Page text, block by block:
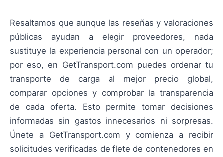
Resaltamos que aunque las reseñas y valoraciones
públicas ayudan a elegir proveedores, nada
sustituye la experiencia personal con un operador;
por eso, en GetTransport.com puedes ordenar tu
transporte de carga al mejor precio global,
comparar opciones y comprobar la transparencia
de cada oferta. Esto permite tomar decisiones
informadas sin gastos innecesarios ni sorpresas.
Únete a GetTransport.com y comienza a recibir
solicitudes verificadas de flete de contenedores en